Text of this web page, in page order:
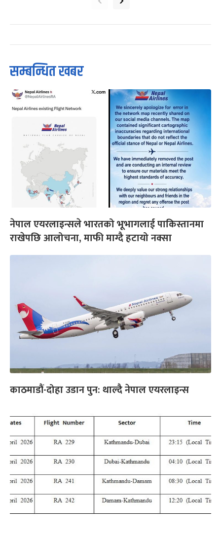
सम्बन्धित खबर
नेपाल एयरलाइन्सले भारतको भूभागलाई पाकिस्तानमा
राखेपछि आलोचना, माफी माग्दै हटायो नक्सा
काठमाडौं-दोहा उडान पुन: थाल्दै नेपाल एयरलाइन्स